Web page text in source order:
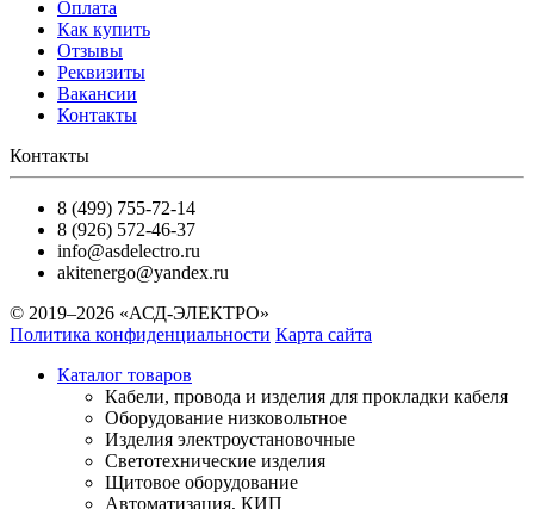
Оплата
Как купить
Отзывы
Реквизиты
Вакансии
Контакты
Контакты
8 (499) 755-72-14
8 (926) 572-46-37
info@asdelectro.ru
akitenergo@yandex.ru
© 2019–2026 «АСД-ЭЛЕКТРО»
Политика конфиденциальности Карта сайта
Каталог товаров
Кабели, провода и изделия для прокладки кабеля
Оборудование низковольтное
Изделия электроустановочные
Светотехнические изделия
Щитовое оборудование
Автоматизация, КИП